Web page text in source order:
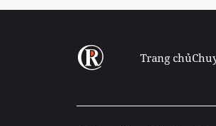
Trang chủ